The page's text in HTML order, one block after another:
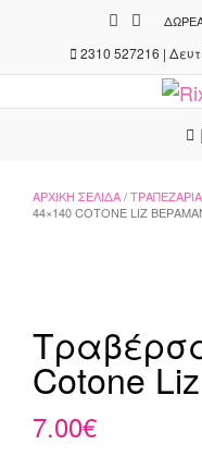
content
2310 527216 |
ΑΡΧΙΚΉ ΣΕΛΊΔΑ/
44×140 COTONE LIZ
Cotone
7.00€